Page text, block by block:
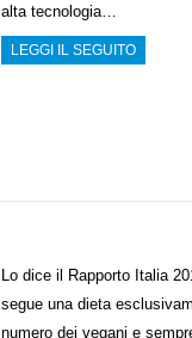
alta tecnologia…
LEGGI IL SEGUITO
Lo dice il Rapporto Italia
segue una dieta
numero dei vegani e